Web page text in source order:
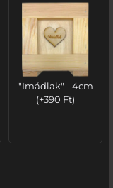
"Imádlak" - 4cm
(+390 Ft)